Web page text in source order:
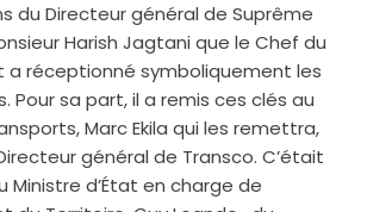
du Directeur général de Suprême
Harish Jagtani que le Chef du
a réceptionné symboliquement les
Pour sa part, il a remis ces clés au
Marc Ekila qui les remettra,
général de Transco. C’était
Ministre d’État en charge de